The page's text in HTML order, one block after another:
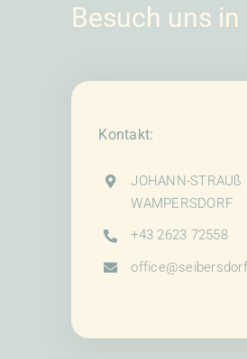
Besuch uns
Kontakt:
JOHANN-STRAUß
WAMPERSDORF
+43 2623 72558